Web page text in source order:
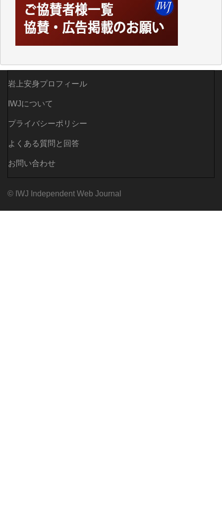
がらも前述した事情でどうにもならない自分の非力に
歯ぎしりするばかりです。（T.M.様）
いつもまともな報道、ありがとうございます。（新城
岩上安身プロフィール
IWJについて
プライバシーポリシー
よくある質問と回答
お問い合わせ
© IWJ Independent Web Journal